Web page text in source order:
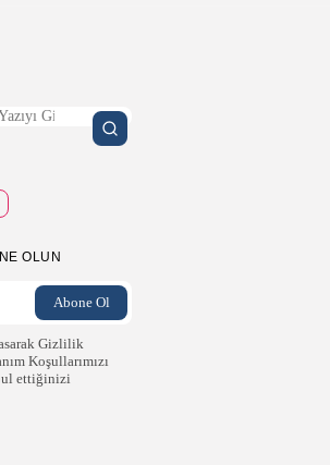
OLUN
Gizlilik
Koşullarımızı
ettiğinizi